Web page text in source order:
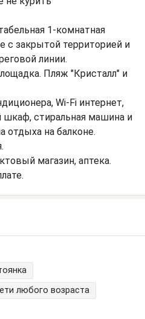
1-комнатная
с закрытой территорией и
линии.
Пляж "Кристалл" и
Wi-Fi интернет,
шкаф, стиральная машина и
отдыха на балконе.
магазин, аптека.
любого возраста